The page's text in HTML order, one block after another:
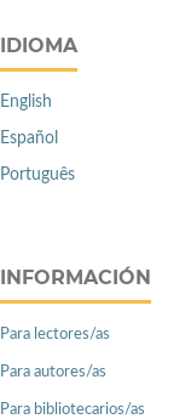
IDIOMA
English
Español
Português
INFORMACIÓN
Para lectores/as
Para autores/as
Para bibliotecarios/as